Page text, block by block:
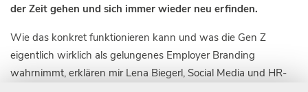
der Zeit gehen und sich immer wieder neu erfinden.
Wie das konkret funktionieren kann und was die Gen Z
eigentlich wirklich als gelungenes Employer Branding
wahrnimmt, erklären mir Lena Biegerl, Social Media und HR-